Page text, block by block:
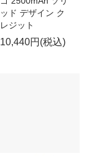
ッド デザイン ク
レジット
10,440円(税込)